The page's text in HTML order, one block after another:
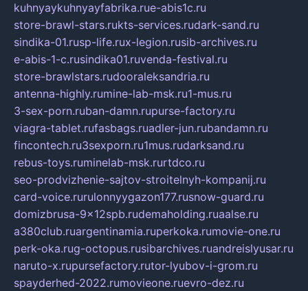
kuhnyaykuhnyayfabrika.rue-abis1c.ru
store-brawl-stars.rukts-services.rudark-sand.ru
sindika-01.rusp-life.rux-legion.rusib-archives.ru
e-abis-1-c.rusindika01.ruvenda-festival.ru
store-brawlstars.rudooraleksandria.ru
antenna-highly.rumine-lab-msk.ru1-mus.ru
3-sex-porn.ruban-damn.rupurse-factory.ru
viagra-tablet.rufasbags.ruadler-jun.rubandamn.ru
fincontech.ru3sexporn.ru1mus.rudarksand.ru
rebus-toys.ruminelab-msk.rurtdco.ru
seo-prodvizhenie-sajtov-stroitelnyh-kompanij.ru
card-voice.rurulonnyygazon177.rusnow-guard.ru
domizbrusa-9x12spb.rudemaholding.ruaalse.ru
a380club.ruargentinamia.ruperkoka.rumovie-one.ru
perk-oka.rug-octopus.rusibarchives.ruandreislyusar.ru
naruto-x.rupursefactory.rutor-lyubov-i-grom.ru
spayderhed-2022.rumovieone.ruevro-dez.ru